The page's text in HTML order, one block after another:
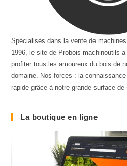
Spécialisés dans la vente de
1996, le site de Probois machinoutils
profiter tous les amoureux du bois de
domaine. Nos forces : la
rapide grâce à notre grande surface
La boutique en ligne